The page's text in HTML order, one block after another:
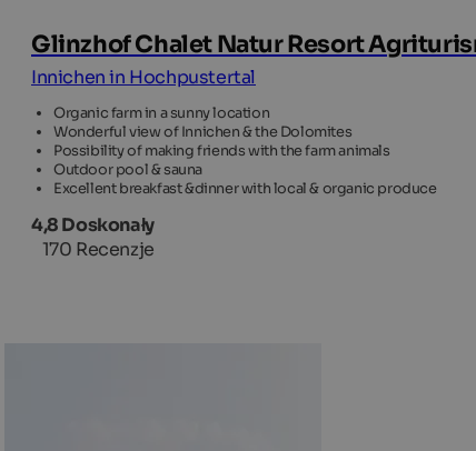
Glinzhof Chalet Natur Resort
Innichen in Hochpustertal
Organic farm in a sunny location
Wonderful view of Innichen & the Dolomites
Possibility of making friends with the farm animals
Outdoor pool & sauna
Excellent breakfast &dinner with local & organic produce
4,8 Doskonały
170 Recenzje